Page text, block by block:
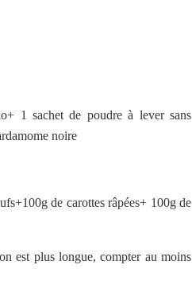
1 sachet de poudre à lever sans
noire
de carottes râpées+ 100g de
est plus longue, compter au moins